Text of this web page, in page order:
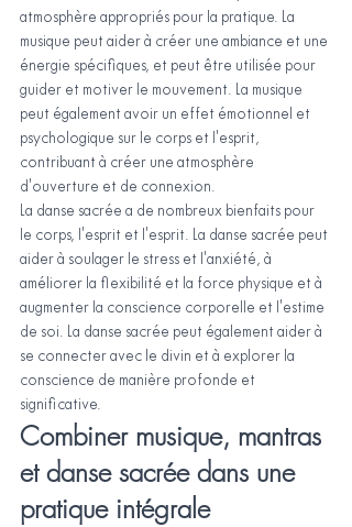
atmosphère appropriés pour la pratique. La
musique peut aider à créer une ambiance et une
énergie spécifiques, et peut être utilisée pour
guider et motiver le mouvement. La musique
peut également avoir un effet émotionnel et
psychologique sur le corps et l'esprit,
contribuant à créer une atmosphère
d'ouverture et de connexion.
La danse sacrée a de nombreux bienfaits pour
le corps, l'esprit et l'esprit. La danse sacrée peut
aider à soulager le stress et l'anxiété, à
améliorer la flexibilité et la force physique et à
augmenter la conscience corporelle et l'estime
de soi. La danse sacrée peut également aider à
se connecter avec le divin et à explorer la
conscience de manière profonde et
significative.
Combiner musique, mantras
et danse sacrée dans une
pratique intégrale